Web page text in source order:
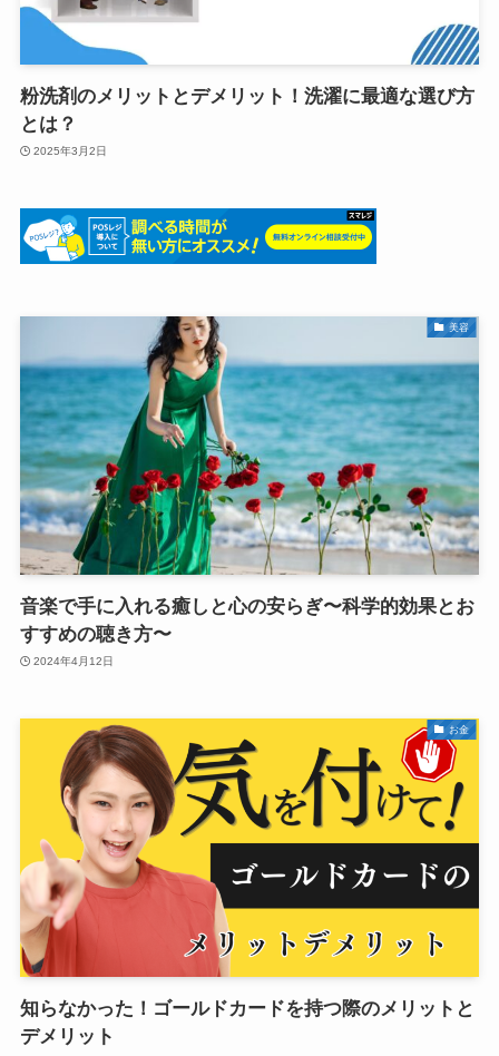
粉洗剤のメリットとデメリット！洗濯に最適な選び方
とは？
2025年3月2日
美容
音楽で手に入れる癒しと心の安らぎ〜科学的効果とお
すすめの聴き方〜
2024年4月12日
お金
知らなかった！ゴールドカードを持つ際のメリットと
デメリット